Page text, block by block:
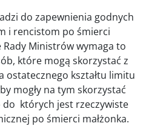
do zapewnienia godnych
i rencistom po śmierci
Rady Ministrów wymaga to
które mogą skorzystać z
ostatecznego kształtu limitu
mogły na tym skorzystać
do których jest rzeczywiste
po śmierci małżonka.